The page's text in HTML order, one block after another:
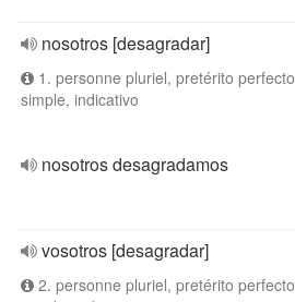
nosotros [desagradar]
1. personne pluriel, pretérito perfecto
simple, indicativo
nosotros desagradamos
vosotros [desagradar]
2. personne pluriel, pretérito perfecto